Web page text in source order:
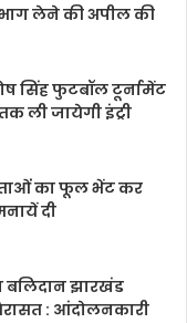
लेने की अपील की
सिंह फुटबॉल टूर्नामेंट
ली जायेगी इंट्री
का फूल भेंट कर
दी
बलिदान झारखंड
: आंदोलनकारी